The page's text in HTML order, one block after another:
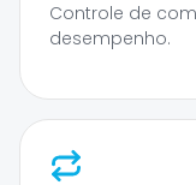
Controle de
desempenho.